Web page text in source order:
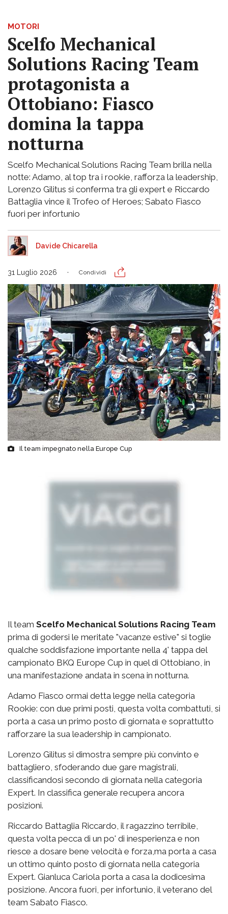
MOTORI
Scelfo Mechanical
Solutions Racing Team
protagonista a
Ottobiano: Fiasco
domina la tappa
notturna
Scelfo Mechanical Solutions Racing Team brilla nella
notte: Adamo, al top tra i rookie, rafforza la leadership,
Lorenzo Gilitus si conferma tra gli expert e Riccardo
Battaglia vince il Trofeo of Heroes; Sabato Fiasco
fuori per infortunio
Davide Chicarella
31 Luglio 2026 Condividi
Il team impegnato nella Europe Cup
Il team Scelfo Mechanical Solutions Racing Team
prima di godersi le meritate "vacanze estive" si toglie
qualche soddisfazione importante nella 4' tappa del
campionato BKQ Europe Cup in quel di Ottobiano, in
una manifestazione andata in scena in notturna.
Adamo Fiasco ormai detta legge nella categoria
Rookie: con due primi posti, questa volta combattuti, si
porta a casa un primo posto di giornata e soprattutto
rafforzare la sua leadership in campionato.
Lorenzo Gilitus si dimostra sempre più convinto e
battagliero, sfoderando due gare magistrali,
classificandosi secondo di giornata nella categoria
Expert. In classifica generale recupera ancora
posizioni.
Riccardo Battaglia Riccardo, il ragazzino terribile,
questa volta pecca di un po' di inesperienza e non
riesce a dosare bene velocità e forza,ma porta a casa
un ottimo quinto posto di giornata nella categoria
Expert. Gianluca Cariola porta a casa la dodicesima
posizione. Ancora fuori, per infortunio, il veterano del
team Sabato Fiasco.